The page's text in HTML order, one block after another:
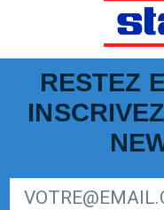
RESTEZ